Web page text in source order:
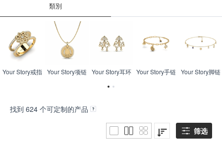
類別
Your Story戒指 Your Story项链 Your Story耳环 Your Story手链 Your Story脚链
找到 624 个可定制的产品
筛选